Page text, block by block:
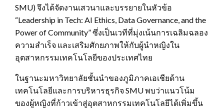
SMU) จึงได้จัดงานเสวนาและบรรยายในหัวข้อ
“Leadership in Tech: AI Ethics, Data Governance, and the
Power of ‎Community” ซึ่งเป็นเวทีที่มุ่งเน้นการเฉลิมฉลอง
ความสำเร็จ และเสริมศักยภาพให้กับผู้นำหญิงใน
อุตสาหกรรมเทคโนโลยีของประเทศไทย
ในฐานะมหาวิทยาลัยชั้นนำของภูมิภาคเอเชียด้าน
เทคโนโลยีและการบริหารธุรกิจ SMU พบว่าแนวโน้ม
ของผู้หญิงที่ก้าวเข้าสู่อุตสาหกรรมเทคโนโลยีได้เพิ่มขึ้น